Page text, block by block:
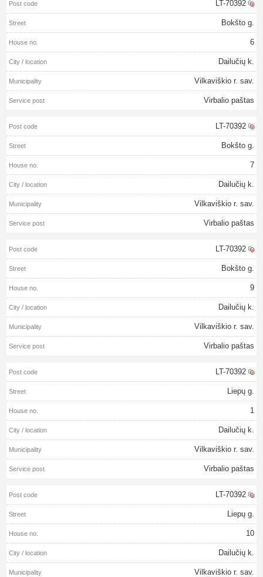
LT-70392
Bokšto g.
6
Dailučių k.
Vilkaviškio r. sav.
Virbalio paštas
LT-70392
Bokšto g.
7
Dailučių k.
Vilkaviškio r. sav.
Virbalio paštas
LT-70392
Bokšto g.
9
Dailučių k.
Vilkaviškio r. sav.
Virbalio paštas
LT-70392
Liepų g.
1
Dailučių k.
Vilkaviškio r. sav.
Virbalio paštas
LT-70392
Liepų g.
10
Dailučių k.
Vilkaviškio r. sav.